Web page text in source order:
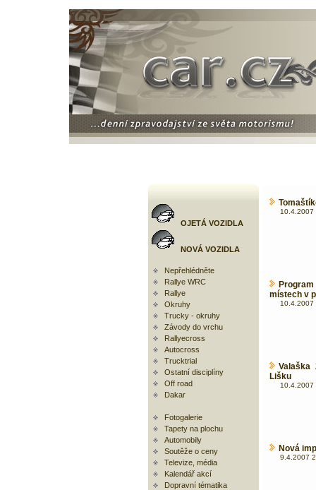
OJETÁ VOZIDLA
NOVÁ VOZIDLA
Nepřehlédněte
Rallye WRC
Rallye
Okruhy
Trucky - okruhy
Závody do vrchu
Rallyecross
Autocross
Trucktrial
Ostatní disciplíny
Off road
Dakar
Fotogalerie
Tapety na plochu
Automobily
Soutěže o ceny
Televize, média
Kalendář akcí
Dopravní tématika
10.4.2007
místech v
10.4.2007
Lišku
10.4.2007
Nová
9.4.2007